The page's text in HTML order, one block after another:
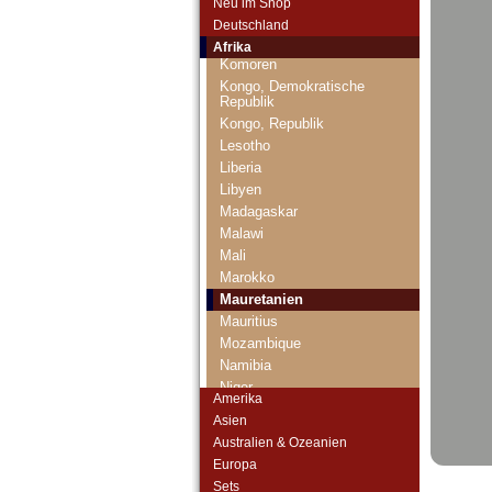
Deutschland
Afrika
Katanga
Kenia
Komoren
Kongo, Demokratische
Republik
Kongo, Republik
Lesotho
Liberia
Libyen
Madagaskar
Malawi
Mali
Marokko
Mauretanien
Mauritius
Mozambique
Namibia
Niger
Rhodesien
Amerika
Asien
Australien & Ozeanien
Europa
Sets